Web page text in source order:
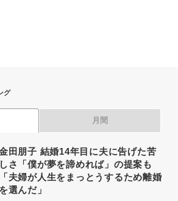
グ
月間
田朋子 結婚14年目に夫に告げた苦
しさ「僕が夢を諦めれば」の提案も
「夫婦が人生をまっとうするため離婚
を選んだ」